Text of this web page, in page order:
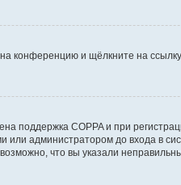
конференцию и щёлкните на ссылку
COPPA и при
администратором до входа в
что вы указали